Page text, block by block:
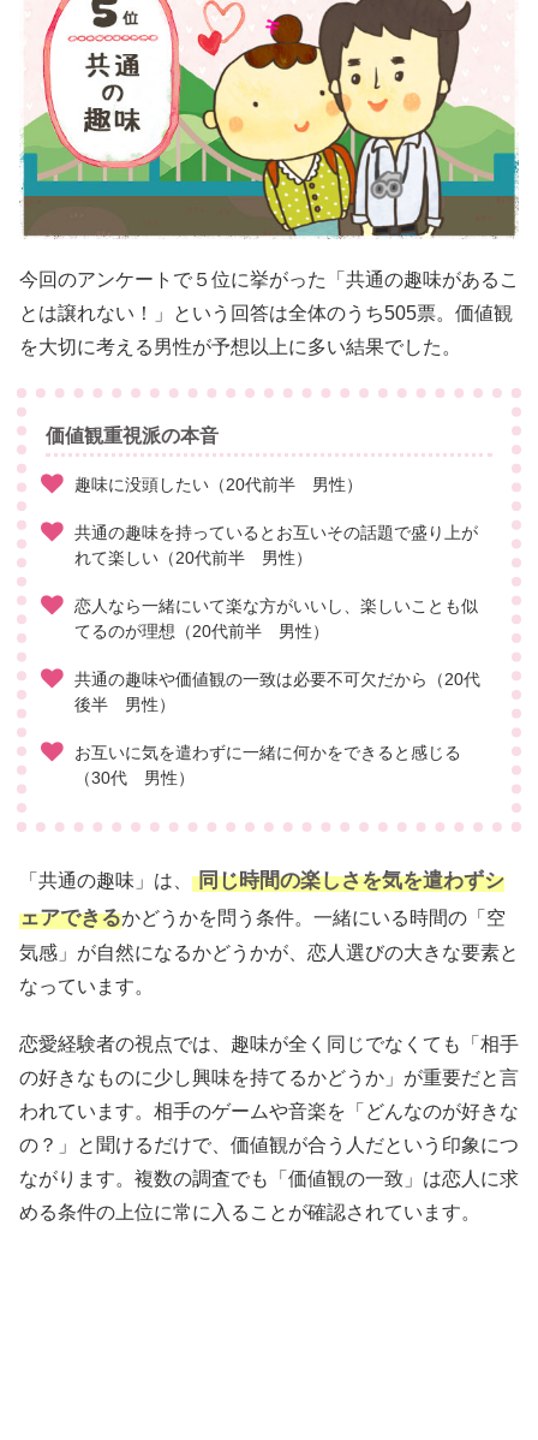
今回のアンケートで５位に挙がった「共通の趣味があるこ
とは譲れない！」という回答は全体のうち505票。価値観
を大切に考える男性が予想以上に多い結果でした。
価値観重視派の本音
趣味に没頭したい（20代前半 男性）
共通の趣味を持っているとお互いその話題で盛り上が
れて楽しい（20代前半 男性）
恋人なら一緒にいて楽な方がいいし、楽しいことも似
てるのが理想（20代前半 男性）
共通の趣味や価値観の一致は必要不可欠だから（20代
後半 男性）
お互いに気を遣わずに一緒に何かをできると感じる
（30代 男性）
「共通の趣味」は、
同じ時間の楽しさを気を遣わずシ
ェアできるかどうかを問う条件。一緒にいる時間の「空
気感」が自然になるかどうかが、恋人選びの大きな要素と
なっています。
恋愛経験者の視点では、趣味が全く同じでなくても「相手
の好きなものに少し興味を持てるかどうか」が重要だと言
われています。相手のゲームや音楽を「どんなのが好きな
の？」と聞けるだけで、価値観が合う人だという印象につ
ながります。複数の調査でも「価値観の一致」は恋人に求
める条件の上位に常に入ることが確認されています。